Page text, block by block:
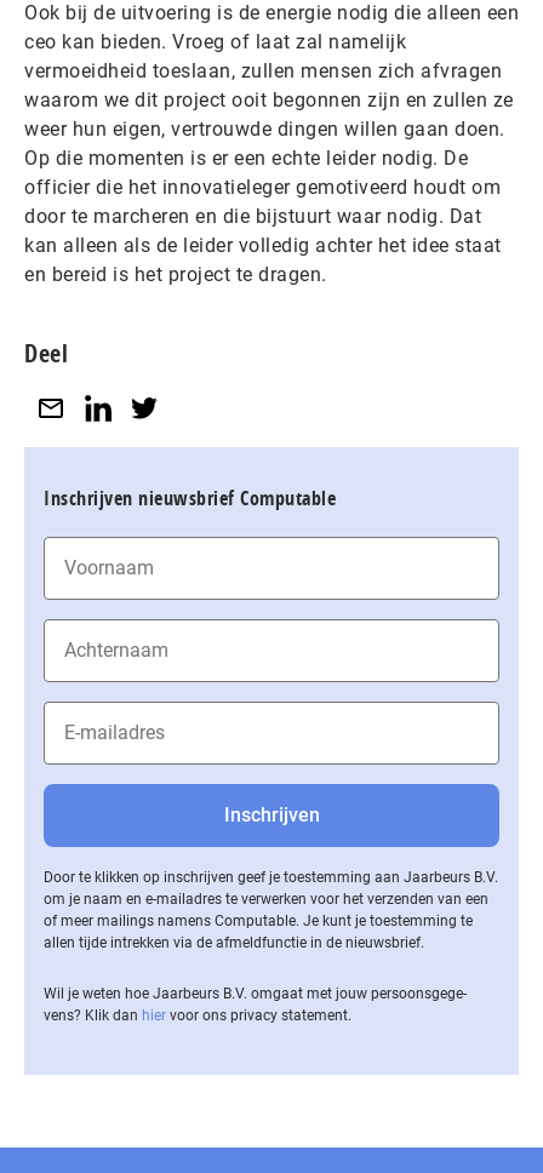
Ook bij de uitvoering is de energie nodig die alleen een
ceo kan bieden. Vroeg of laat zal namelijk
vermoeidheid toeslaan, zullen mensen zich afvragen
waarom we dit project ooit begonnen zijn en zullen ze
weer hun eigen, vertrouwde dingen willen gaan doen.
Op die momenten is er een echte leider nodig. De
officier die het innovatieleger gemotiveerd houdt om
door te marcheren en die bijstuurt waar nodig. Dat
kan alleen als de leider volledig achter het idee staat
en bereid is het project te dragen.
Deel
Inschrijven nieuwsbrief Computable
Door te klikken op inschrijven geef je toestemming aan Jaarbeurs B.V.
om je naam en e-mailadres te verwerken voor het verzenden van een
of meer mailings namens Computable. Je kunt je toestemming te
allen tijde intrekken via de af­meld­func­tie in de nieuwsbrief.
Wil je weten hoe Jaarbeurs B.V. omgaat met jouw per­soons­ge­ge­
vens? Klik dan hier voor ons privacy statement.